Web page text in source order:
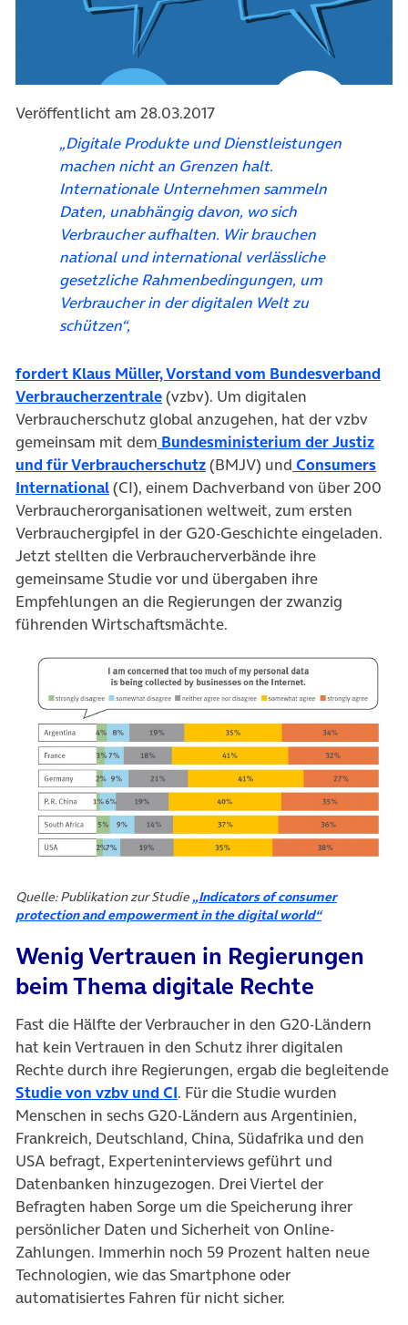
Veröffentlicht am 28.03.2017
„Digitale Produkte und Dienstleistungen
machen nicht an Grenzen halt.
Internationale Unternehmen sammeln
Daten, unabhängig davon, wo sich
Verbraucher aufhalten. Wir brauchen
national und international verlässliche
gesetzliche Rahmenbedingungen, um
Verbraucher in der digitalen Welt zu
schützen“,
fordert Klaus Müller, Vorstand vom Bundesverband
Verbraucherzentrale(öffnet in neuem Tab)
(vzbv). Um digitalen
Verbraucherschutz global anzugehen, hat der vzbv
gemeinsam mit dem Bundesministerium der Justiz
und für Verbraucherschutz(öffnet in neuem Tab)
(BMJV) und Consumers
International(öffnet in neuem Tab)
(CI), einem Dachverband von über 200
Verbraucherorganisationen weltweit, zum ersten
Verbrauchergipfel in der G20-Geschichte eingeladen.
Jetzt stellten die Verbraucherverbände ihre
gemeinsame Studie vor und übergaben ihre
Empfehlungen an die Regierungen der zwanzig
führenden Wirtschaftsmächte.
Quelle: Publikation zur Studie„Indicators of consumer
protection and empowerment in the digital world“
Wenig Vertrauen in Regierungen
beim Thema digitale Rechte
Fast die Hälfte der Verbraucher in den G20-Ländern
hat kein Vertrauen in den Schutz ihrer digitalen
Rechte durch ihre Regierungen, ergab die begleitende
Studie von vzbv und CI(öffnet in neuem Tab)
. Für die Studie wurden
Menschen in sechs G20-Ländern aus Argentinien,
Frankreich, Deutschland, China, Südafrika und den
USA befragt, Experteninterviews geführt und
Datenbanken hinzugezogen. Drei Viertel der
Befragten haben Sorge um die Speicherung ihrer
persönlicher Daten und Sicherheit von Online-
Zahlungen. Immerhin noch 59 Prozent halten neue
Technologien, wie das Smartphone oder
automatisiertes Fahren für nicht sicher.